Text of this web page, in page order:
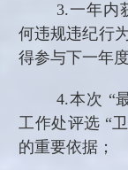
3.一年内
何违规违纪行
得参与下一年
4.本次 “
工作处评选 “
的重要依据；